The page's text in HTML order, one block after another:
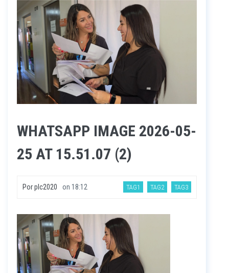
WHATSAPP IMAGE 2026-05-
25 AT 15.51.07 (2)
Porplc2020 on 18:12 TAG1 TAG2 TAG3